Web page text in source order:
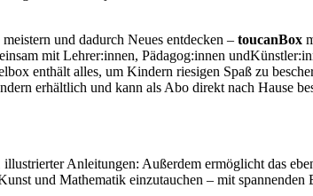
und dadurch Neues entdecken – toucanBox
mit Lehrer:innen, Pädagog:innen
enthält alles, um Kindern riesigen Spaß zu
erhältlich und kann als Abo direkt nach Hause
Anleitungen: Außerdem ermöglicht das
und Mathematik einzutauchen – mit spannenden